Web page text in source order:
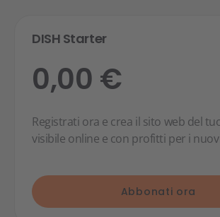
DISH Starter
0,00 €
Registrati ora e crea il sito web del
visibile online e con profitti per i
Abbonati ora